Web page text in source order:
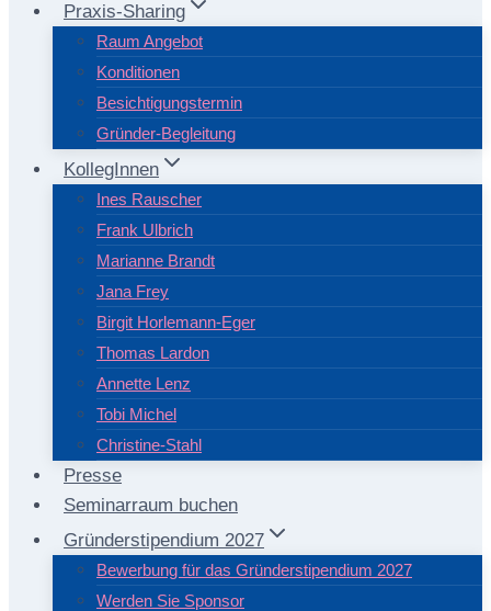
Praxis-Sharing
Raum Angebot
Konditionen
Besichtigungstermin
Gründer-Begleitung
KollegInnen
Ines Rauscher
Frank Ulbrich
Marianne Brandt
Jana Frey
Birgit Horlemann-Eger
Thomas Lardon
Annette Lenz
Tobi Michel
Christine-Stahl
Presse
Seminarraum buchen
Gründerstipendium 2027
Bewerbung für das Gründerstipendium 2027
Werden Sie Sponsor